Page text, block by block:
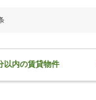
以内の賃貸物件